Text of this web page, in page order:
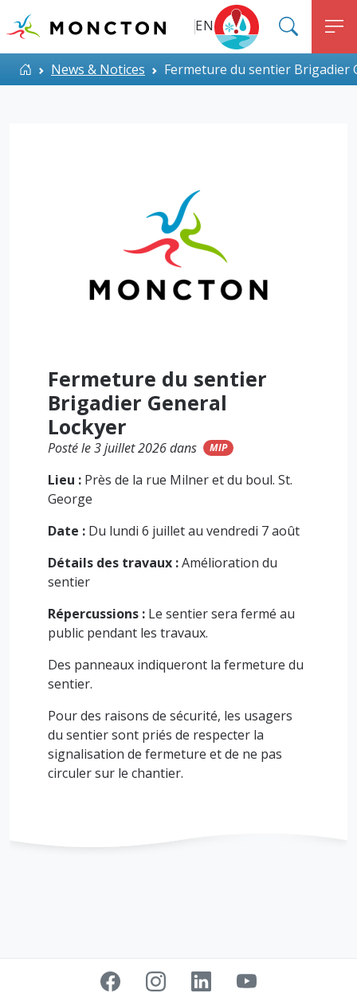
Top Menu
EN
ALERT MONCTON
Accueil
News & Notices Fermeture du sentier Brigadier
Fermeture du sentier
Brigadier General
Lockyer
Posté le 3 juillet 2026 dans MIP
Lieu : Près de la rue Milner et du boul. St.
George
Date : Du lundi 6 juillet au vendredi 7 août
Détails des travaux :Amélioration du
sentier
Répercussions : Le sentier sera fermé au
public pendant les travaux.
Des panneaux indiqueront la fermeture du
sentier.
Pour des raisons de sécurité, les usagers
du sentier sont priés de respecter la
signalisation de fermeture et de ne pas
circuler sur le chantier.